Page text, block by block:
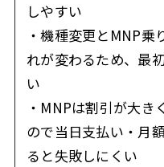
しやすい
・機種変更とMNP乗
れが変わるため、最
い
・MNPは割引が大き
ので当日支払い・月
ると失敗しにくい